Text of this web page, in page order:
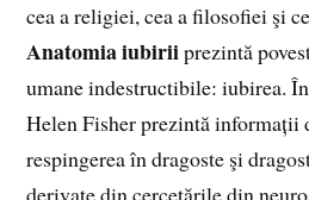
cea a religiei, cea a filosofiei şi
Anatomia iubiriiprezintă
umane indestructibile: iubirea.
Helen Fisher prezintă informații
respingerea în dragoste şi
derivate din cercetările din